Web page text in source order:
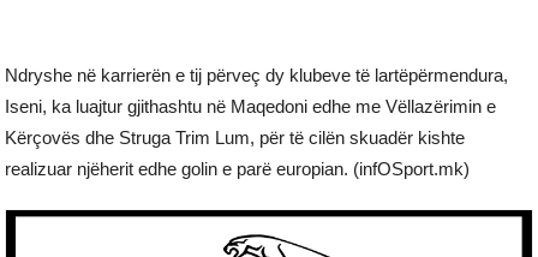
Ndryshe në karrierën e tij përveç dy klubeve të lartëpërmendura,
Iseni, ka luajtur gjithashtu në Maqedoni edhe me Vëllazërimin e
Kërçovës dhe Struga Trim Lum, për të cilën skuadër kishte
realizuar njëherit edhe golin e parë europian. (infOSport.mk)